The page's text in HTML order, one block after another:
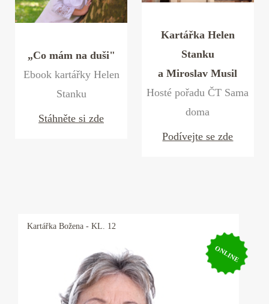
„Co mám na duši"
Ebook kartářky Helen
Stanku
Stáhněte si zde
Kartářka Helen
Stanku
a Miroslav Musil
Hosté pořadu ČT Sama
doma
Podívejte se zde
Kartářka Božena - KL. 12
ONLINE